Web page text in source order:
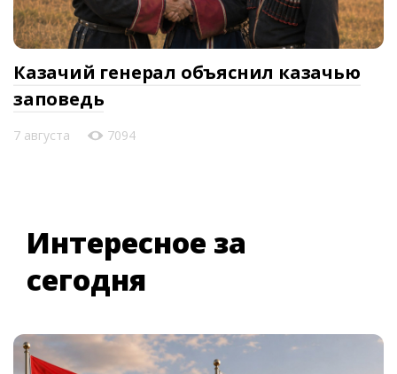
Казачий генерал объяснил казачью
заповедь
7 августа 7094
Интересное за
сегодня